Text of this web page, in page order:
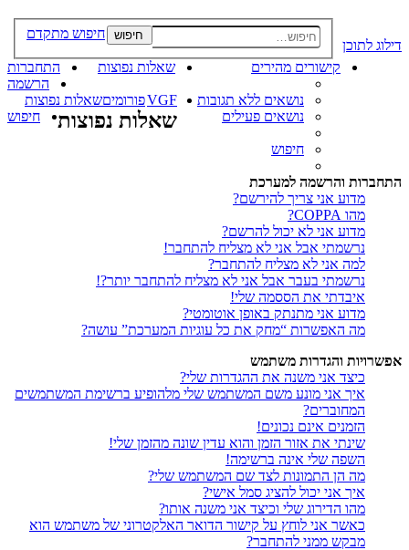
דילוג לתוכן
חיפוש חיפוש מתקדם
קישורים מהירים
נושאים ללא תגובות
נושאים פעילים
חיפוש
שאלות נפוצות
התחברות
הרשמה
VGFפורומיםשאלות נפוצות
חיפוש
שאלות נפוצות
התחברות והרשמה למערכת
מדוע אני צריך להירשם?
מהו COPPA?
מדוע אני לא יכול להרשם?
נרשמתי אבל אני לא מצליח להתחבר!
למה אני לא מצליח להתחבר?
נרשמתי בעבר אבל אני לא מצליח להתחבר יותר?!
איבדתי את הססמה שלי!
מדוע אני מתנתק באופן אוטומטי?
מה האפשרות “מחק את כל עוגיות המערכת” עושה?
אפשרויות והגדרות משתמש
כיצד אני משנה את ההגדרות שלי?
איך אני מונע משם המשתמש שלי מלהופיע ברשימת המשתמשים
המחוברים?
הזמנים אינם נכונים!
שינתי את אזור הזמן והוא עדין שונה מהזמן שלי!
השפה שלי אינה ברשימה!
מה הן התמונות לצד שם המשתמש שלי?
איך אני יכול להציג סמל אישי?
מהו הדירוג שלי וכיצד אני משנה אותו?
כאשר אני לוחץ על קישור הדואר האלקטרוני של משתמש הוא
מבקש ממני להתחבר?